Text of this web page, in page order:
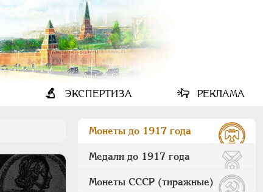
ЭКСПЕРТИЗА РЕКЛАМА
Монеты до 1917 года
Медали до 1917 года
Монеты СССР (тиражные)